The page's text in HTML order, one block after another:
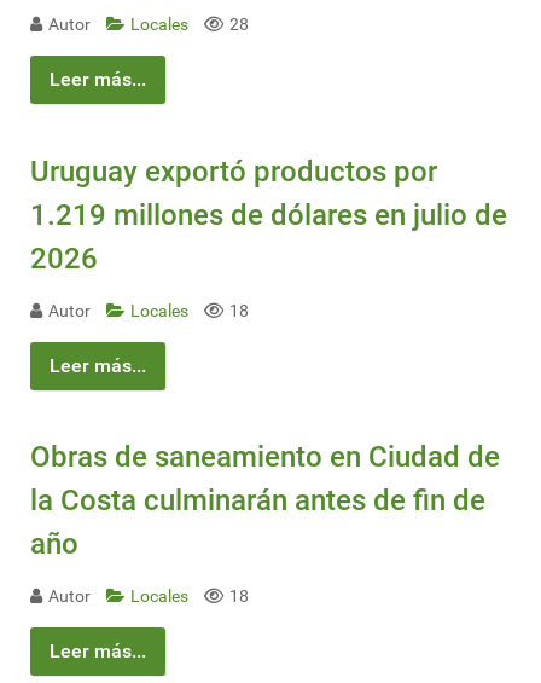
Autor Locales 28
Leer más...
Uruguay exportó productos por
1.219 millones de dólares en julio de
2026
Autor Locales 18
Leer más...
Obras de saneamiento en Ciudad de
la Costa culminarán antes de fin de
año
Autor Locales 18
Leer más...